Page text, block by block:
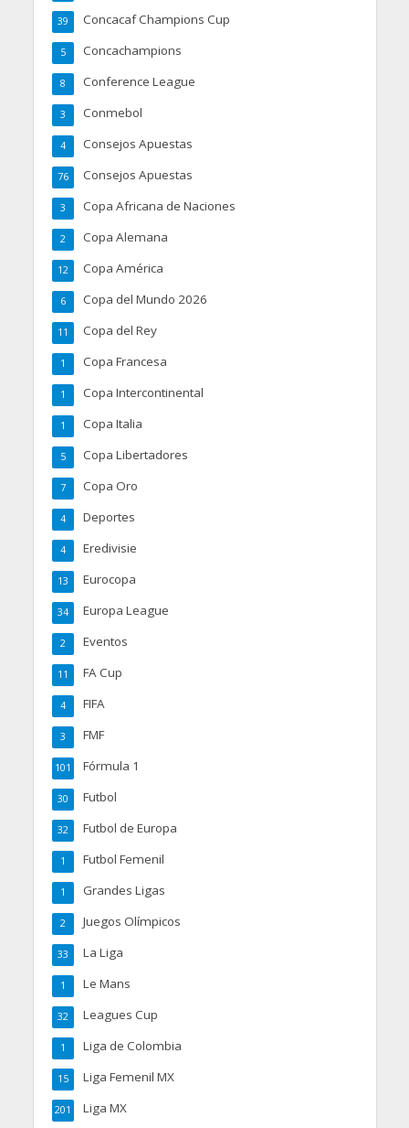
Concacaf Champions Cup
39
Concachampions
5
Conference League
8
Conmebol
3
Consejos Apuestas
4
Consejos Apuestas
76
Copa Africana de Naciones
3
Copa Alemana
2
Copa América
12
Copa del Mundo 2026
6
Copa del Rey
11
Copa Francesa
1
Copa Intercontinental
1
Copa Italia
1
Copa Libertadores
5
Copa Oro
7
Deportes
4
Eredivisie
4
Eurocopa
13
Europa League
34
Eventos
2
FA Cup
11
FIFA
4
FMF
3
Fórmula 1
101
Futbol
30
Futbol de Europa
32
Futbol Femenil
1
Grandes Ligas
1
Juegos Olímpicos
2
La Liga
33
Le Mans
1
Leagues Cup
32
Liga de Colombia
1
Liga Femenil MX
15
Liga MX
201